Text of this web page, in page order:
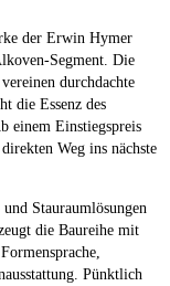
der Erwin Hymer
Segment. Die
durchdachte
die Essenz des
einem Einstiegspreis
Weg ins nächste
Stauraumlösungen
die Baureihe mit
Pünktlich